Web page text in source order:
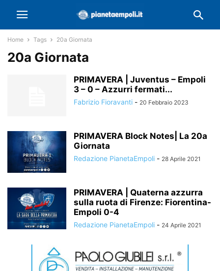
Home Tags 20a Giornata
20a Giornata
PRIMAVERA | Juventus – Empoli
3 – 0 – Azzurri fermati...
Fabrizio Fioravanti - 20 Febbraio 2023
PRIMAVERA Block Notes| La 20a
Giornata
Redazione PianetaEmpoli - 28 Aprile 2021
PRIMAVERA | Quaterna azzurra
sulla ruota di Firenze: Fiorentina-
Empoli 0-4
Redazione PianetaEmpoli - 24 Aprile 2021